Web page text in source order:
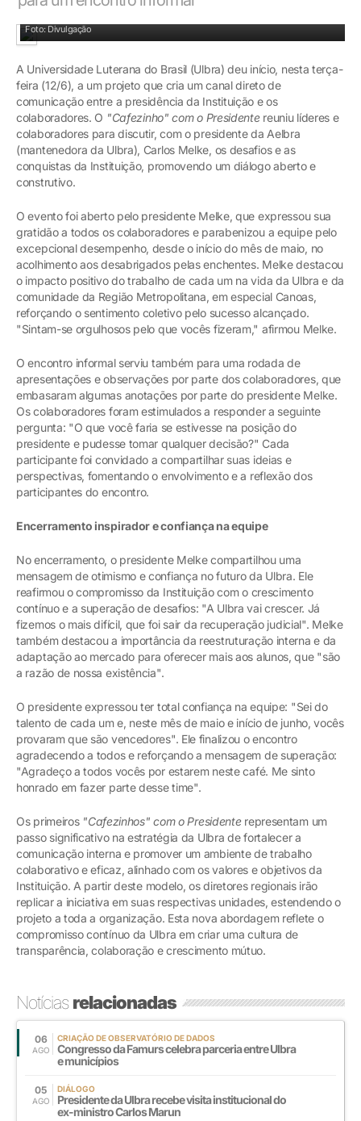
Foto: Divulgação
A Universidade Luterana do Brasil (Ulbra) deu início, nesta terça-
feira (12/6), a um projeto que cria um canal direto de
comunicação entre a presidência da Instituição e os
colaboradores. O "Cafezinho" com o Presidentereuniu líderes e
colaboradores para discutir, com o presidente da Aelbra
(mantenedora da Ulbra), Carlos Melke, os desafios e as
conquistas da Instituição, promovendo um diálogo aberto e
construtivo.
O evento foi aberto pelo presidente Melke, que expressou sua
gratidão a todos os colaboradores e parabenizou a equipe pelo
excepcional desempenho, desde o início do mês de maio, no
acolhimento aos desabrigados pelas enchentes. Melke destacou
o impacto positivo do trabalho de cada um na vida da Ulbra e da
comunidade da Região Metropolitana, em especial Canoas,
reforçando o sentimento coletivo pelo sucesso alcançado.
"Sintam-se orgulhosos pelo que vocês fizeram," afirmou Melke.
O encontro informal serviu também para uma rodada de
apresentações e observações por parte dos colaboradores, que
embasaram algumas anotações por parte do presidente Melke.
Os colaboradores foram estimulados a responder a seguinte
pergunta: "O que você faria se estivesse na posição do
presidente e pudesse tomar qualquer decisão?" Cada
participante foi convidado a compartilhar suas ideias e
perspectivas, fomentando o envolvimento e a reflexão dos
participantes do encontro.
Encerramento inspirador e confiança na equipe
No encerramento, o presidente Melke compartilhou uma
mensagem de otimismo e confiança no futuro da Ulbra. Ele
reafirmou o compromisso da Instituição com o crescimento
contínuo e a superação de desafios: "A Ulbra vai crescer. Já
fizemos o mais difícil, que foi sair da recuperação judicial". Melke
também destacou a importância da reestruturação interna e da
adaptação ao mercado para oferecer mais aos alunos, que "são
a razão de nossa existência".
O presidente expressou ter total confiança na equipe: "Sei do
talento de cada um e, neste mês de maio e início de junho, vocês
provaram que são vencedores". Ele finalizou o encontro
agradecendo a todos e reforçando a mensagem de superação:
"Agradeço a todos vocês por estarem neste café. Me sinto
honrado em fazer parte desse time".
Os primeiros "Cafezinhos" com o Presidenterepresentam um
passo significativo na estratégia da Ulbra de fortalecer a
comunicação interna e promover um ambiente de trabalho
colaborativo e eficaz, alinhado com os valores e objetivos da
Instituição. A partir deste modelo, os diretores regionais irão
replicar a iniciativa em suas respectivas unidades, estendendo o
projeto a toda a organização. Esta nova abordagem reflete o
compromisso contínuo da Ulbra em criar uma cultura de
transparência, colaboração e crescimento mútuo.
Notíciasrelacionadas
06
AGO
CRIAÇÃO DE OBSERVATÓRIO DE DADOS
Congresso da Famurs celebra parceria entre Ulbra
e municípios
05
AGO
DIÁLOGO
Presidente da Ulbra recebe visita institucional do
ex-ministro Carlos Marun